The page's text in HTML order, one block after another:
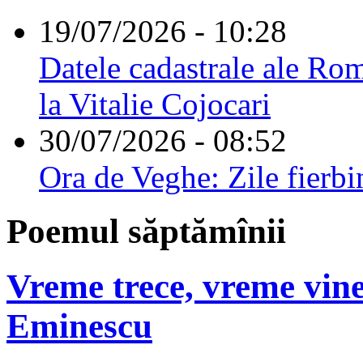
19/07/2026 - 10:28
Datele cadastrale ale
la Vitalie Cojocari
30/07/2026 - 08:52
Ora de Veghe: Zile
Poemul săptămînii
Vreme trece, vreme
Eminescu